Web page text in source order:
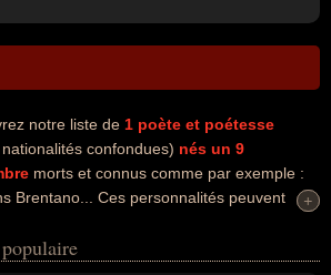
notre liste de 1 poète et poétesse
confondues) nés un 9
morts et connus comme par exemple :
Brentano... Ces personnalités peuvent
également avoir été artiste ou écrivain. En
+
+
populaire